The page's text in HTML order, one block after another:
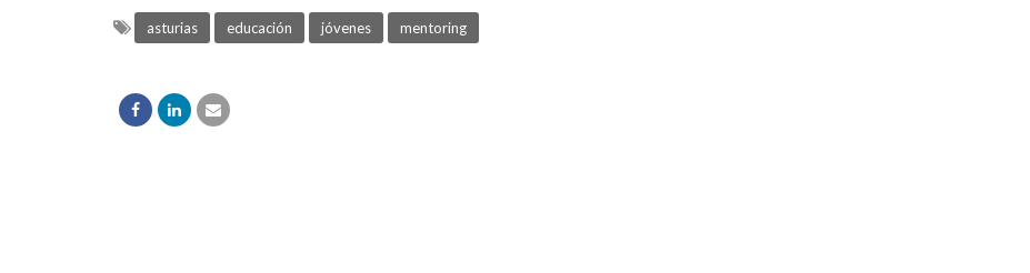
asturias educación jóvenes mentoring